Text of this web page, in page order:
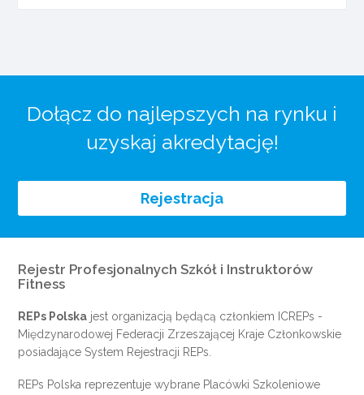
Dołącz do najlepszych na rynku i
uzyskaj akredytację!
Rejestracja
Rejestr Profesjonalnych Szkół i Instruktorów
Fitness
REPs Polska jest organizacją będącą członkiem ICREPs -
Międzynarodowej Federacji Zrzeszającej Kraje Członkowskie
posiadające System Rejestracji REPs.
REPs Polska reprezentuje wybrane Placówki Szkoleniowe